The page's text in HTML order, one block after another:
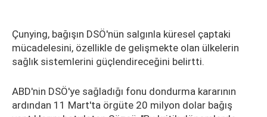
Çunying, bağışın DSÖ'nün salgınla küresel çaptaki
mücadelesini, özellikle de gelişmekte olan ülkelerin
sağlık sistemlerini güçlendireceğini belirtti.
ABD'nin DSÖ'ye sağladığı fonu dondurma kararının
ardından 11 Mart'ta örgüte 20 milyon dolar bağış